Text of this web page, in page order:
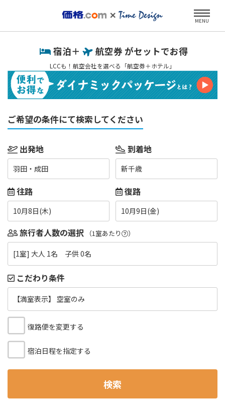
MENU
宿泊＋ 航空券 がセットでお得
LCCも！航空会社を選べる「航空券＋ホテル」
ご希望の条件にて検索してください
出発地
羽田・成田
到着地
新千歳
往路
10月8日(木)
復路
10月9日(金)
旅行者人数の選択 （1室あたり ）
[1室] 大人 1名 子供 0名
こだわり条件
【満室表示】 空室のみ
復路便を変更する
宿泊日程を指定する
検索